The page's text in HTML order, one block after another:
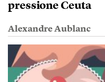
pressione Ceuta
Alexandre Aublanc